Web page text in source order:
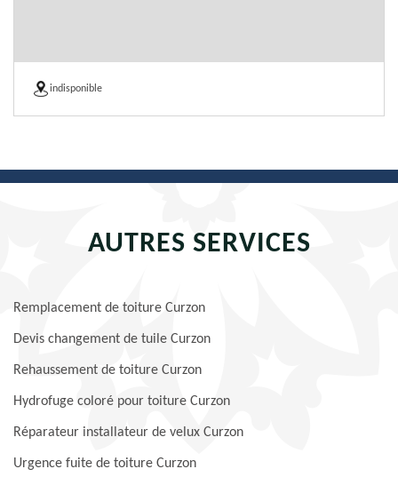
indisponible
AUTRES SERVICES
Remplacement de toiture Curzon
Devis changement de tuile Curzon
Rehaussement de toiture Curzon
Hydrofuge coloré pour toiture Curzon
Réparateur installateur de velux Curzon
Urgence fuite de toiture Curzon